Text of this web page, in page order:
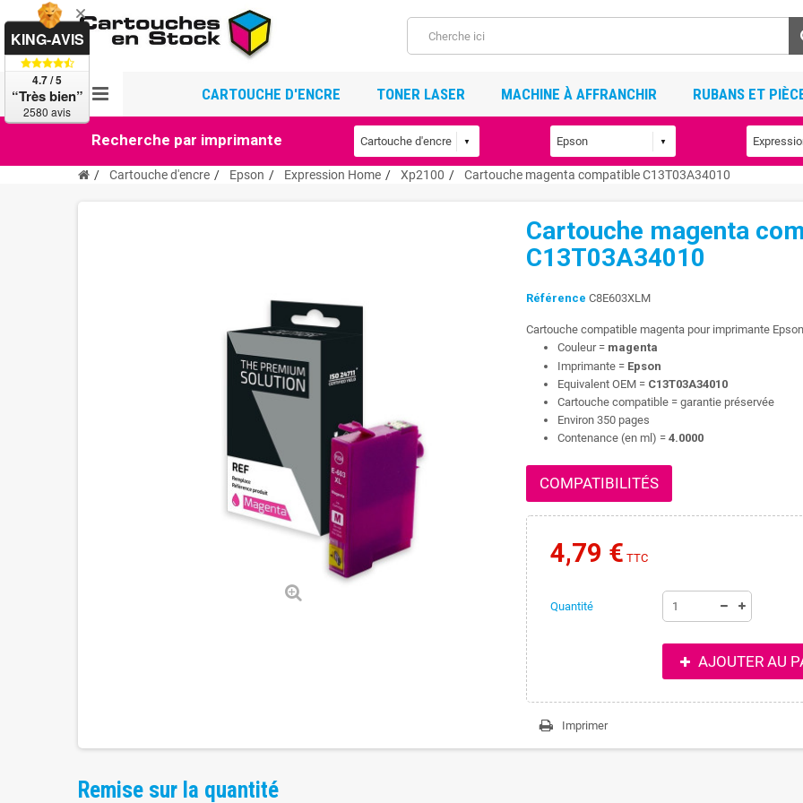
CARTOUCHE D'ENCRE TONER LASER MACHINE À AFFRANCHIR RUBANS ET
Recherche par imprimante
Cartouche d'encre Epson Expression Home Xp2100 Cartouche magenta compatible C13T03A34010
Cartouche magenta
C13T03A34010
Référence C8E603XLM
Cartouche compatible magenta pour imprimante
Couleur = magenta
Imprimante = Epson
Equivalent OEM = C13T03A34010
Cartouche compatible = garantie préservée
Environ 350 pages
Contenance (en ml) = 4.0000
COMPATIBILITÉS
4,79 € TTC
Quantité
AJOUTER AU
Imprimer
Remise sur la quantité
KING-AVIS
4.7 / 5
“Très bien”
2580 avis